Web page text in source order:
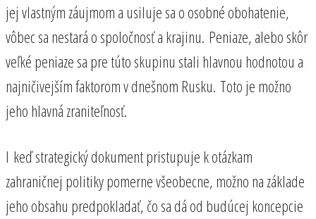
jej vlastným záujmom a usiluje sa o osobné obohatenie,
vôbec sa nestará o spoločnosť a krajinu. Peniaze, alebo skôr
veľké peniaze sa pre túto skupinu stali hlavnou hodnotou a
najničivejším faktorom v dnešnom Rusku. Toto je možno
jeho hlavná zraniteľnosť.
I keď strategický dokument pristupuje k otázkam
zahraničnej politiky pomerne všeobecne, možno na základe
jeho obsahu predpokladať, čo sa dá od budúcej koncepcie